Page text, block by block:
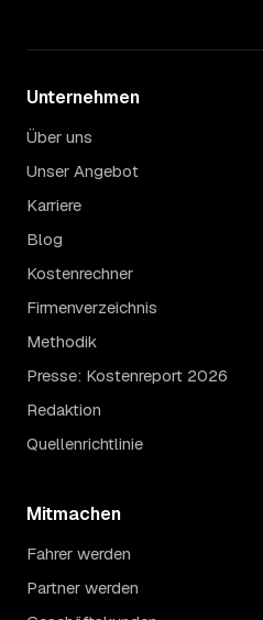
Unternehmen
Über uns
Unser Angebot
Karriere
Blog
Kostenrechner
Firmenverzeichnis
Methodik
Presse: Kostenreport 2026
Redaktion
Quellenrichtlinie
Mitmachen
Fahrer werden
Partner werden